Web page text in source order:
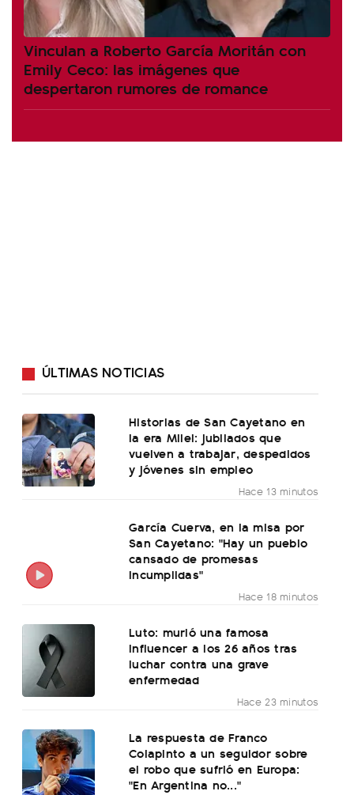
Vinculan a Roberto García Moritán con
Emily Ceco: las imágenes que
despertaron rumores de romance
ÚLTIMAS NOTICIAS
Historias de San Cayetano en
la era Milei: jubilados que
vuelven a trabajar, despedidos
y jóvenes sin empleo
Hace 13 minutos
García Cuerva, en la misa por
San Cayetano: "Hay un pueblo
cansado de promesas
incumplidas"
Hace 18 minutos
Luto: murió una famosa
influencer a los 26 años tras
luchar contra una grave
enfermedad
Hace 23 minutos
La respuesta de Franco
Colapinto a un seguidor sobre
el robo que sufrió en Europa:
"En Argentina no..."